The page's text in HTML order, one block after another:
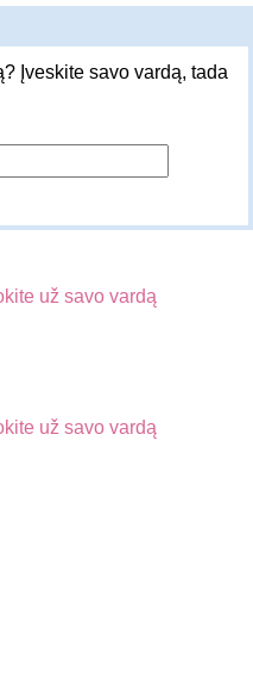
Įveskite savo vardą, tada
už savo vardą
už savo vardą